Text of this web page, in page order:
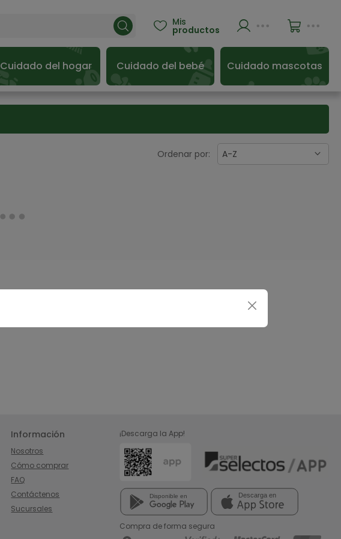
 Mis
productos
Cuidado del hogar Cuidado del bebé Cuidado mascotas
Ordenar por: A-Z
Información
Nosotros
Cómo comprar
FAQ
Contáctenos
Sucursales
¡Descarga la App!
Compra de forma segura